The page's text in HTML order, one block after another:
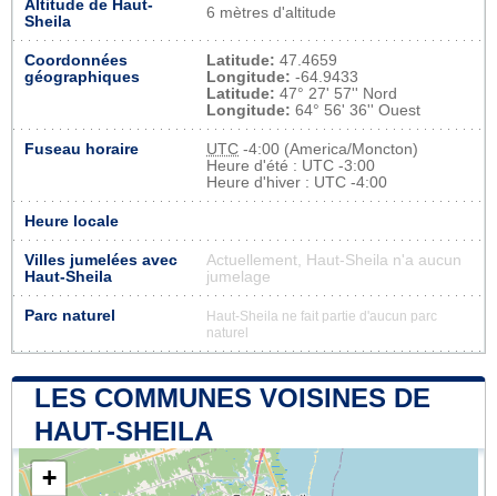
Altitude de Haut-
Sheila
6 mètres d'altitude
Coordonnées
géographiques
Latitude: 47.4659
Longitude: -64.9433
Latitude: 47° 27' 57'' Nord
Longitude: 64° 56' 36'' Ouest
Fuseau horaire UTC -4:00 (America/Moncton)
Heure d'été : UTC -3:00
Heure d'hiver : UTC -4:00
Heure locale
Villes jumelées avec
Haut-Sheila
Actuellement, Haut-Sheila n'a aucun
jumelage
Parc naturel
Haut-Sheila ne fait partie d'aucun parc
naturel
LES COMMUNES VOISINES DE
HAUT-SHEILA
+